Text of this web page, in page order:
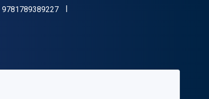
9781789389227"ISBN-13 9781789389227"